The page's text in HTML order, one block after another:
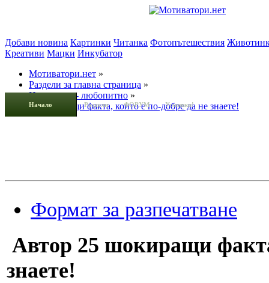
Начало Раздели ФОРУМ Усмивки!
Добави новина Картинки Читанка Фотопътешествия
Креативи Мацки Инкубатор
Мотиватори.нет »
Раздели за главна страница »
Интересно - любопитно »
25 шокиращи факта, които е по-добре да не знаете!
Формат за разпечатване
Автор 25 шокиращи
знаете!